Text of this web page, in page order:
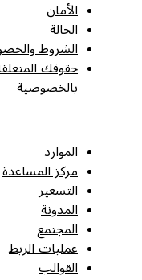
الأمان
الحالة
الشروط والخصوصية
حقوقك المتعلقة
بالخصوصية
الموارد
مركز المساعدة
التسعير
المدونة
المجتمع
عمليات الربط
القوالب